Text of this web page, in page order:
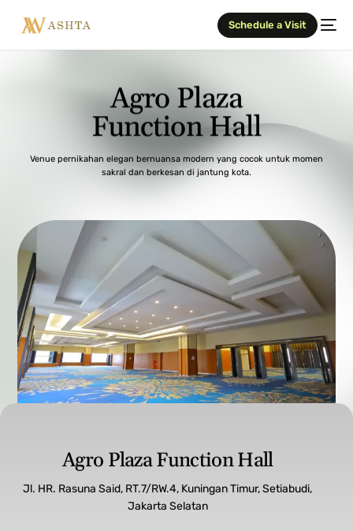
Schedule a Visit
AgroPlaza
FunctionHall
Venue pernikahan elegan bernuansa modern yang cocok untuk momen
sakral dan berkesan di jantung kota.
Agro PlazaFunctionHall
Jl. HR. Rasuna Said, RT.7/RW.4, Kuningan Timur, Setiabudi,
Jakarta Selatan